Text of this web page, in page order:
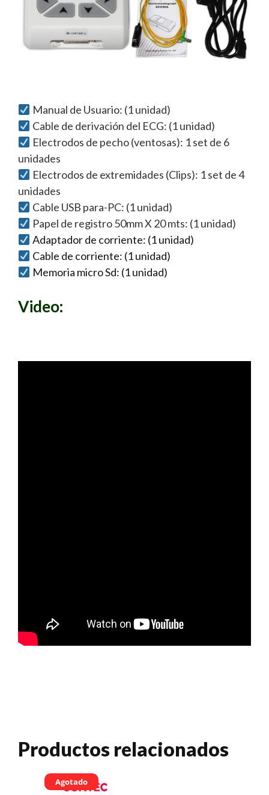
Manual de Usuario: (1 unidad)
Cable de derivación del ECG: (1 unidad)
Electrodos de pecho (ventosas): 1 set de 6
unidades
Electrodos de extremidades (Clips): 1 set de 4
unidades
Cable USB para-PC: (1 unidad)
Papel de registro 50mm X 20 mts: (1 unidad)
Adaptador de corriente: (1 unidad)
Cable de corriente: (1 unidad)
Memoria micro Sd: (1 unidad)
Video:
Productos relacionados
Agotado